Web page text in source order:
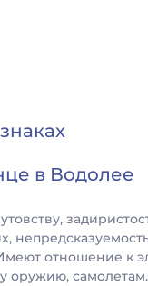
в Водолее
отношение к
оружию,